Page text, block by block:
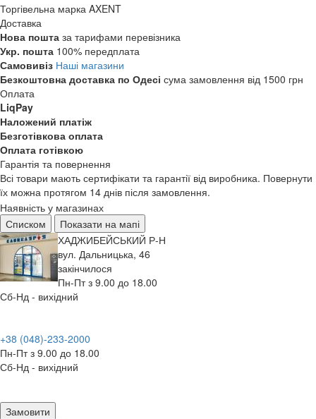
Торгівельна марка AXENT
Доставка
Нова пошта за тарифами перевізника
Укр. пошта 100% передплата
Самовивіз Наші магазини
Безкоштовна доставка по Одесі сума замовлення від 1500 грн
Оплата
LiqPay
Наложений платіж
Безготівкова оплата
Оплата готівкою
Гарантія та повернення
Всі товари мають сертифікати та гарантії від виробника. Повернути
їх можна протягом 14 днів після замовлення.
Наявність у магазинах
Списком
Показати на мапі
ХАДЖИБЕЙСЬКИЙ Р-Н
вул. Дальницька, 46
закінчилося
Пн-Пт з 9.00 до 18.00
Сб-Нд - вихідний
+38 (048)-233-2000
Пн-Пт з 9.00 до 18.00
Сб-Нд - вихідний
Замовити